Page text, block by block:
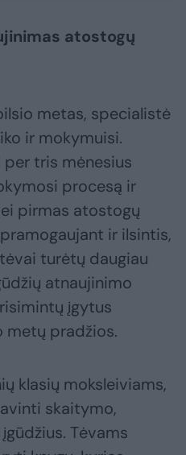
atostogų
metas, specialistė
ir mokymuisi.
per tris mėnesius
procesą ir
pirmas atostogų
ir ilsintis,
turėtų daugiau
atnaujinimo
įgytus
metų pradžios.
klasių moksleiviams,
skaitymo,
Tėvams